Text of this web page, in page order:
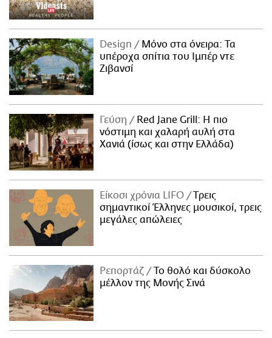
Design
Μόνο στα όνειρα: Τα
υπέροχα σπίτια του Ιμπέρ ντε
Ζιβανσί
Γεύση
Red Jane Grill: Η πιο
νόστιμη και χαλαρή αυλή στα
Χανιά (ίσως και στην Ελλάδα)
Είκοσι χρόνια LIFO
Tρεις
σημαντικοί Έλληνες μουσικοί, τρεις
μεγάλες απώλειες
Ρεπορτάζ
Το θολό και δύσκολο
μέλλον της Μονής Σινά